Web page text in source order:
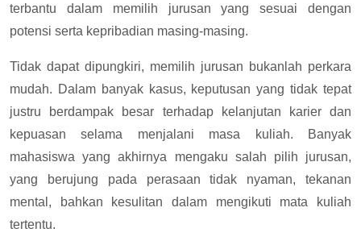
terbantu dalam memilih jurusan yang sesuai dengan
potensi serta kepribadian masing-masing.
Tidak dapat dipungkiri, memilih jurusan bukanlah perkara
mudah. Dalam banyak kasus, keputusan yang tidak tepat
justru berdampak besar terhadap kelanjutan karier dan
kepuasan selama menjalani masa kuliah. Banyak
mahasiswa yang akhirnya mengaku salah pilih jurusan,
yang berujung pada perasaan tidak nyaman, tekanan
mental, bahkan kesulitan dalam mengikuti mata kuliah
tertentu.